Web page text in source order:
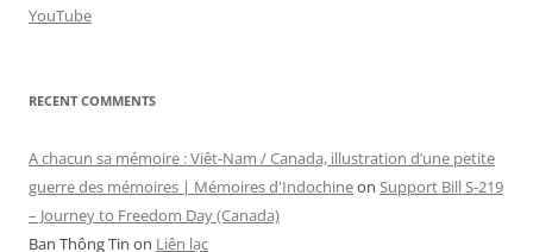
YouTube
RECENT COMMENTS
A chacun sa mémoire : Viêt-Nam / Canada, illustration d’une petite
guerre des mémoires | Mémoires d'Indochineon Support Bill S-219
– Journey to Freedom Day (Canada)
Ban Thông Tin on Liên lạc